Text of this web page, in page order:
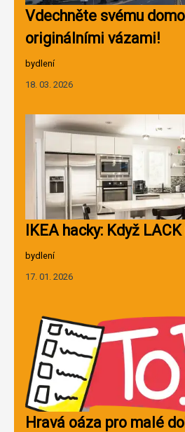
Vdechněte svému
originálními vázami!
bydlení
18. 03. 2026
IKEA hacky: Když
bydlení
17. 01. 2026
Hravá oáza pro malé